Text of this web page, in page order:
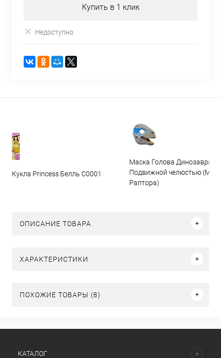
Купить в 1 клик
Недоступно
Кукла Princess Белль C0001
Маска Голова Динозавра с
Подвижной челюстью
Раптора)
ОПИСАНИЕ ТОВАРА
ХАРАКТЕРИСТИКИ
ПОХОЖИЕ ТОВАРЫ (8)
КАТАЛОГ